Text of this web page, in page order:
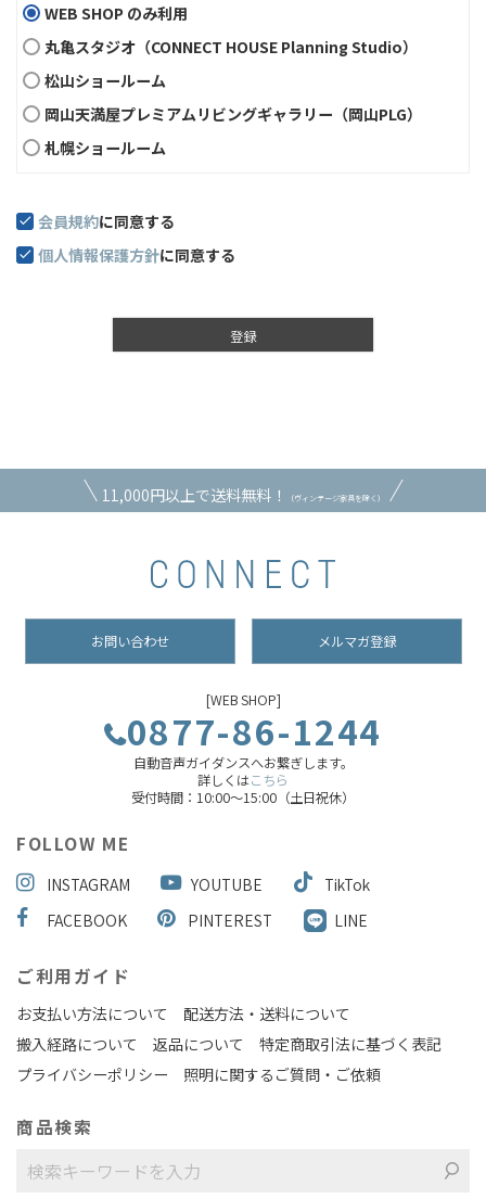
WEB SHOP のみ利用
丸亀スタジオ（CONNECT HOUSE Planning Studio）
松山ショールーム
岡山天満屋プレミアムリビングギャラリー（岡山PLG）
札幌ショールーム
会員規約に同意する
個人情報保護方針に同意する
登録
11,000円以上で送料無料！ （ヴィンテージ家具を除く）
お問い合わせ メルマガ登録
[WEB SHOP]
0877-86-1244
自動音声ガイダンスへお繋ぎします。
詳しくはこちら
受付時間：10:00～15:00（土日祝休）
FOLLOW ME
INSTAGRAM YOUTUBE
TikTok
FACEBOOK
PINTEREST LINE
ご利用ガイド
お支払い方法について
配送方法・送料について
搬入経路について
返品について
特定商取引法に基づく表記
プライバシーポリシー
照明に関するご質問・ご依頼
商品検索